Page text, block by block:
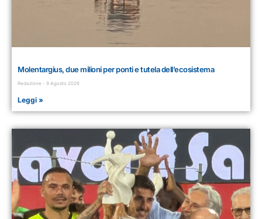
Molentargius, due milioni per ponti e tutela dell’ecosistema
Redazione 9 Agosto 2026
Leggi »